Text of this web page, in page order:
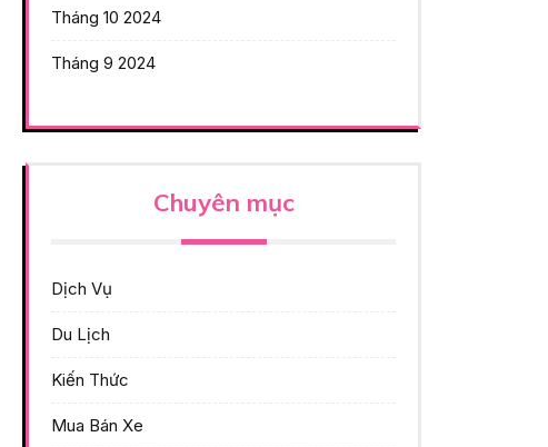
Tháng 10 2024
Tháng 9 2024
Chuyên mục
Dịch Vụ
Du Lịch
Kiến Thức
Mua Bán Xe